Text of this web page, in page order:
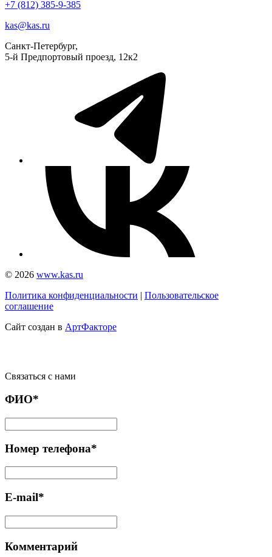
+7 (812) 385-9-385
kas@kas.ru
Санкт-Петербург,
5-й Предпортовый проезд, 12к2
© 2026 www.kas.ru
Политика конфиденциальности | Пользовательское
соглашение
Сайт создан в АртФакторе
Связаться с нами
ФИО*
Номер телефона*
E-mail*
Комментарий